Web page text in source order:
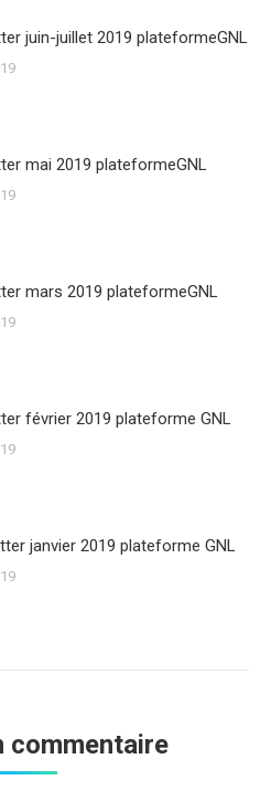
juin-juillet 2019 plateformeGNL
mai 2019 plateformeGNL
mars 2019 plateformeGNL
février 2019 plateforme GNL
janvier 2019 plateforme GNL
commentaire